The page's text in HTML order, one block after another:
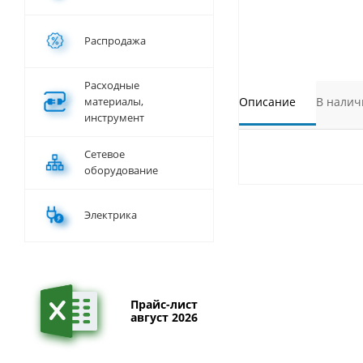
Описание В
Распродажа
Расходные
материалы,
инструмент
Сетевое
оборудование
Электрика
Прайс-лист
август 2026